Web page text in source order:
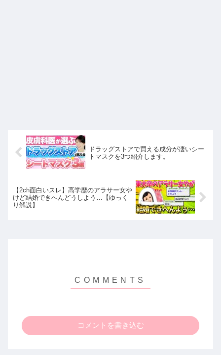
ドラッグストアで買える成分が凄いシー
トマスクを3つ紹介します。
【2ch面白いスレ】高学歴のアラサー女や
けど結婚できへんどうしよう…【ゆっく
り解説】
コメントを書き込む